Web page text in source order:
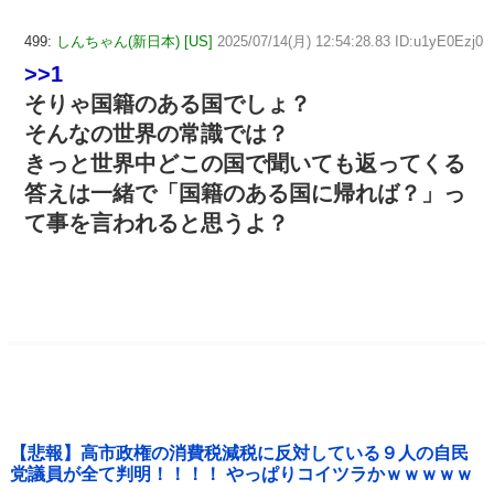
499: しんちゃん(新日本) [US] 2025/07/14(月) 12:54:28.83 ID:u1yE0Ezj0
>>1
そりゃ国籍のある国でしょ？
そんなの世界の常識では？
きっと世界中どこの国で聞いても返ってくる
答えは一緒で「国籍のある国に帰れば？」っ
て事を言われると思うよ？
【悲報】高市政権の消費税減税に反対している９人の自民
党議員が全て判明！！！！ やっぱりコイツラかｗｗｗｗｗ